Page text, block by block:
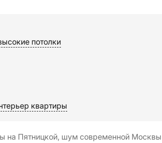
потолки
квартиры
на Пятницкой, шум современной Москвы